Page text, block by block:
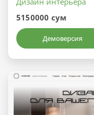
5150000 сум
Демоверсия